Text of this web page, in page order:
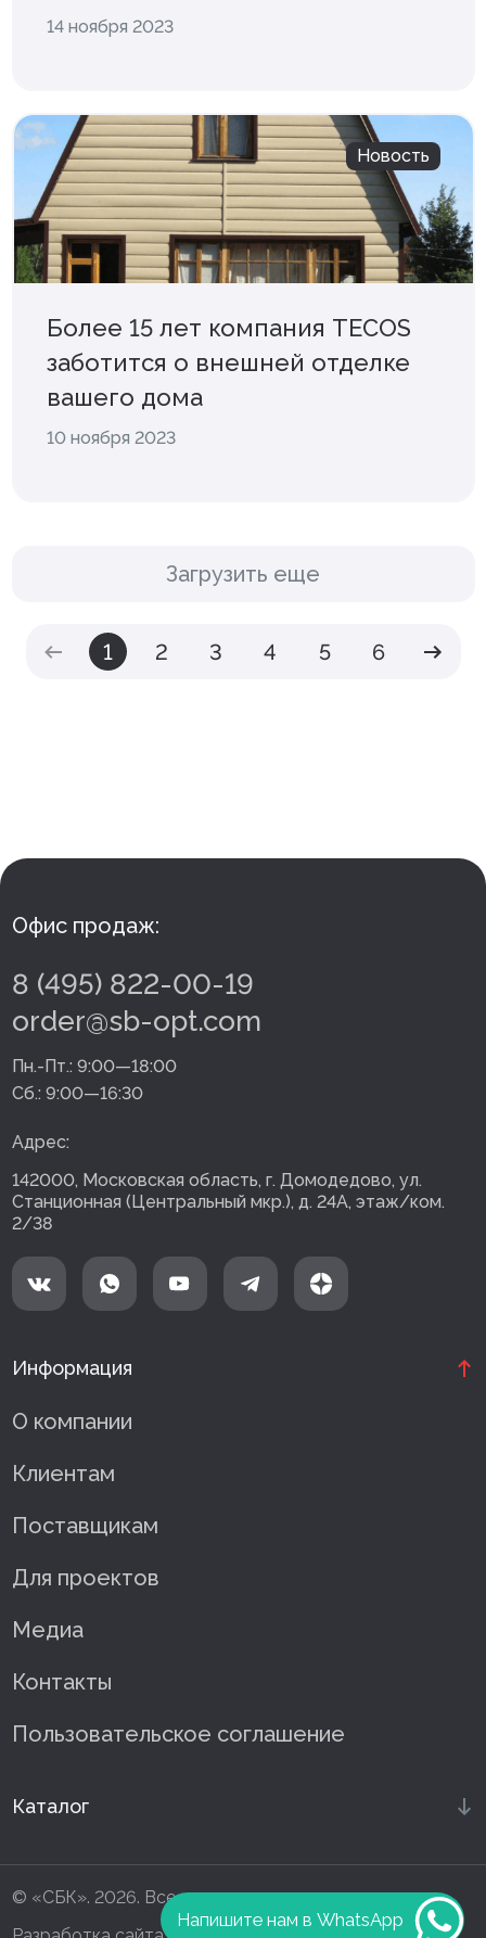
Напишите нам в WhatsApp
14 ноября 2023
Новость
Более 15 лет компания TECOS
заботится о внешней отделке
вашего дома
10 ноября 2023
Загрузить еще
1 2 3 4 5 6
Офис продаж:
8 (495) 822-00-19
order@sb-opt.com
Пн.-Пт.: 9:00—18:00
Сб.: 9:00—16:30
Адрес:
142000, Московская область, г. Домодедово, ул.
Станционная (Центральный мкр.), д. 24А, этаж/ком.
2/38
Информация
О компании
Клиентам
Поставщикам
Для проектов
Медиа
Контакты
Пользовательское соглашение
Каталог
© «СБК». 2026. Все права защищены